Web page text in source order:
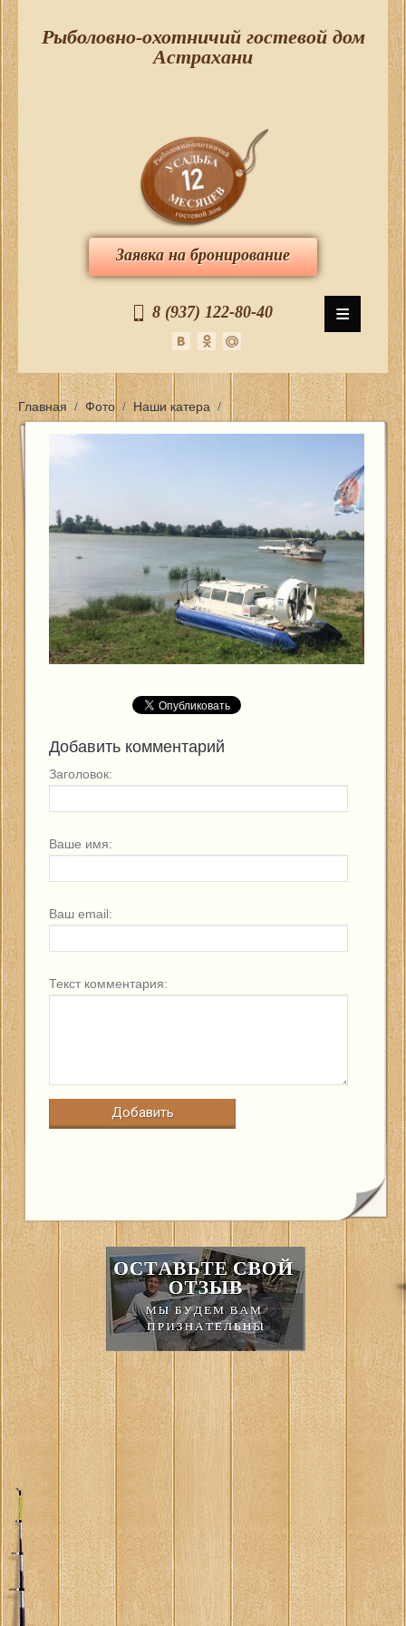
Рыболовно-охотничий гостевой дом
Астрахани
Заявка на бронирование
8 (937) 122-80-40 ≡
Главная
Новости
Контакты
Главная / Фото / Наши катера /
Добавить комментарий
Заголовок:
Ваше имя:
Ваш email:
Текст комментария: